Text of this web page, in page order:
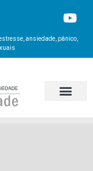
ansiedade, pânico,